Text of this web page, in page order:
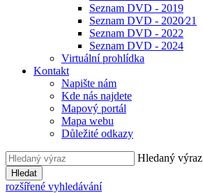
Seznam DVD - 2019
Seznam DVD - 2020⁄21
Seznam DVD - 2022
Seznam DVD - 2024
Virtuální prohlídka
Kontakt
Napište nám
Kde nás najdete
Mapový portál
Mapa webu
Důležité odkazy
Hledaný výraz
Hledat
rozšířené vyhledávání